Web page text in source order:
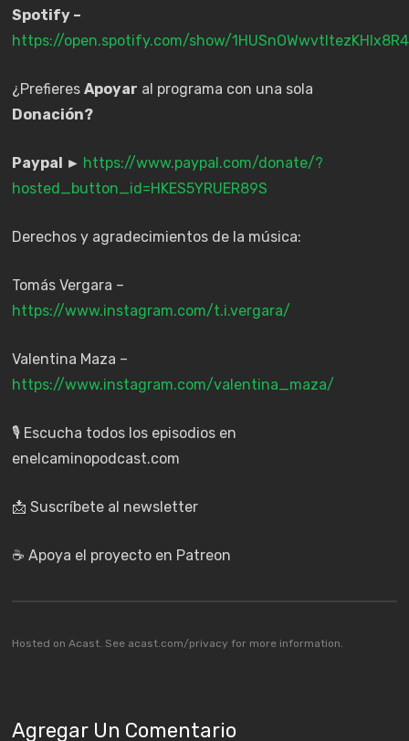
Spotify –
https://open.spotify.com/show/
¿PrefieresApoyar al programa con una sola
Donación?
Paypal ► https://www.paypal.com/donate/?
hosted_button_id=HKES5YRUER89S
Derechos y agradecimientos de la música:
Tomás Vergara –
https://www.instagram.com/t.i.vergara/
Valentina Maza –
https://www.instagram.com/valentina_maza/
🎙️ Escucha todos los episodios en
enelcaminopodcast.com
📩 Suscríbete al newsletter
☕ Apoya el proyecto en Patreon
Hosted on Acast. See acast.com/privacy for more information.
Agregar Un Comentario